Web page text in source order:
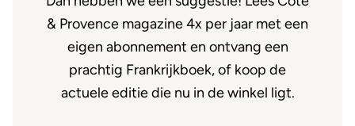
& Provence magazine 4x per jaar met een
eigen abonnement en ontvang een
prachtig Frankrijkboek, of koop de
actuele editie die nu in de winkel ligt.